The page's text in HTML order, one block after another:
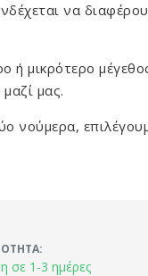
να
ή μικρότερο
μας.
νούμερα,
σε 1-3 ημέρες